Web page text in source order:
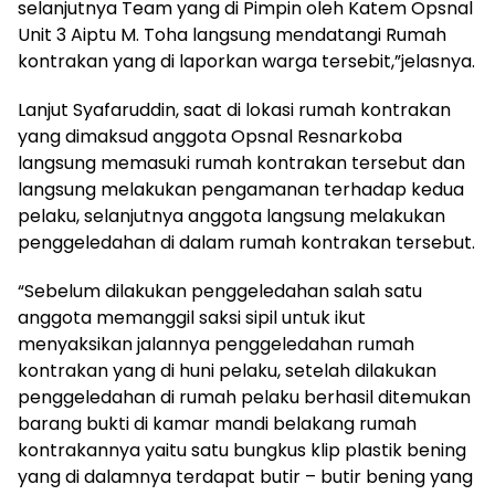
selanjutnya Team yang di Pimpin oleh Katem Opsnal
Unit 3 Aiptu M. Toha langsung mendatangi Rumah
kontrakan yang di laporkan warga tersebit,”jelasnya.
Lanjut Syafaruddin, saat di lokasi rumah kontrakan
yang dimaksud anggota Opsnal Resnarkoba
langsung memasuki rumah kontrakan tersebut dan
langsung melakukan pengamanan terhadap kedua
pelaku, selanjutnya anggota langsung melakukan
penggeledahan di dalam rumah kontrakan tersebut.
“Sebelum dilakukan penggeledahan salah satu
anggota memanggil saksi sipil untuk ikut
menyaksikan jalannya penggeledahan rumah
kontrakan yang di huni pelaku, setelah dilakukan
penggeledahan di rumah pelaku berhasil ditemukan
barang bukti di kamar mandi belakang rumah
kontrakannya yaitu satu bungkus klip plastik bening
yang di dalamnya terdapat butir – butir bening yang